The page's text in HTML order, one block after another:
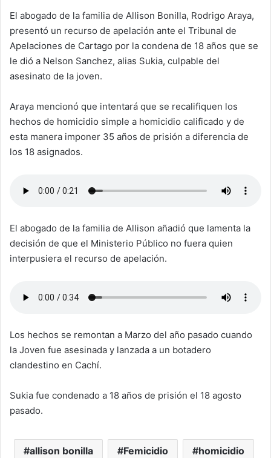
El abogado de la familia de Allison Bonilla, Rodrigo Araya,
presentó un recurso de apelación ante el Tribunal de
Apelaciones de Cartago por la condena de 18 años que se
le dió a Nelson Sanchez, alias Sukia, culpable del
asesinato de la joven.
Araya mencionó que intentará que se recalifiquen los
hechos de homicidio simple a homicidio calificado y de
esta manera imponer 35 años de prisión a diferencia de
los 18 asignados.
El abogado de la familia de Allison añadió que lamenta la
decisión de que el Ministerio Público no fuera quien
interpusiera el recurso de apelación.
Los hechos se remontan a Marzo del año pasado cuando
la Joven fue asesinada y lanzada a un botadero
clandestino en Cachí.
Sukia fue condenado a 18 años de prisión el 18 agosto
pasado.
allison bonilla Femicidio homicidio